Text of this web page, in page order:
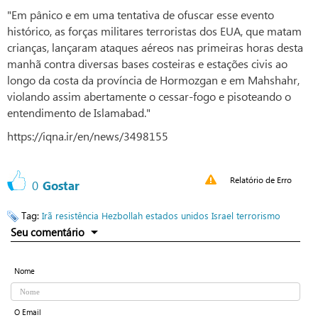
"Em pânico e em uma tentativa de ofuscar esse evento
histórico, as forças militares terroristas dos EUA, que matam
crianças, lançaram ataques aéreos nas primeiras horas desta
manhã contra diversas bases costeiras e estações civis ao
longo da costa da província de Hormozgan e em Mahshahr,
violando assim abertamente o cessar-fogo e pisoteando o
entendimento de Islamabad."
https://iqna.ir/en/news/3498155
0 Gostar Relatório de Erro
Tag: Irã resistência Hezbollah estados unidos Israel terrorismo
Seu comentário
Nome
O Email